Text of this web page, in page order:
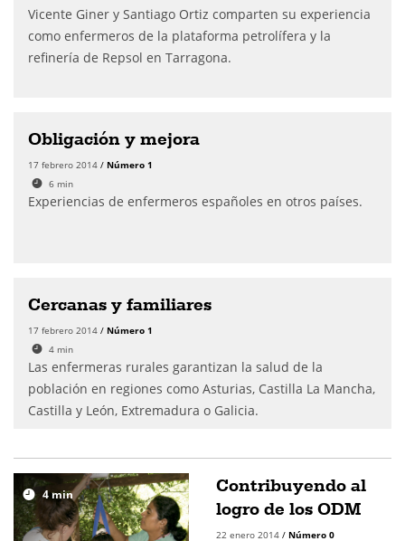
Vicente Giner y Santiago Ortiz comparten su experiencia
como enfermeros de la plataforma petrolífera y la
refinería de Repsol en Tarragona.
Obligación y mejora
17 febrero 2014 / Número 1
6 min
Experiencias de enfermeros españoles en otros países.
Cercanas y familiares
17 febrero 2014 / Número 1
4 min
Las enfermeras rurales garantizan la salud de la
población en regiones como Asturias, Castilla La Mancha,
Castilla y León, Extremadura o Galicia.
4min
Contribuyendo al
logro de los ODM
22 enero 2014 / Número 0